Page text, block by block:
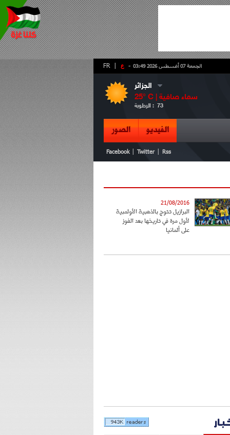
- ع FR الجمعة 07 أغسطس 2026 03:49
الجزائر
25° C | سماء صافية
الرطوبة : 73
الفيديو الصور
Facebook Twitter Rss
21/08/2016
البرازيل تتوج بالذهبية الأولمبية
لأول مرة في تاريخها بعد الفوز
على ألمانيا